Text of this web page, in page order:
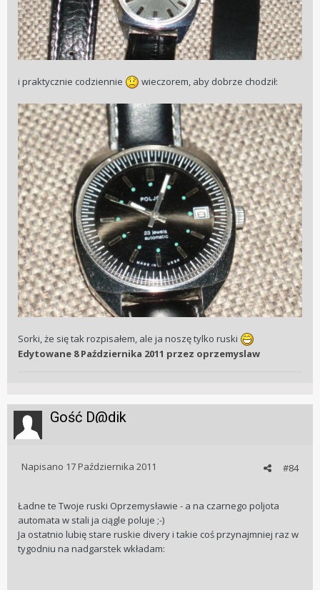
i praktycznie codziennie wieczorem, aby dobrze chodził:
Sorki, że się tak rozpisałem, ale ja noszę tylko ruski
Edytowane 8 Października 2011 przez oprzemyslaw
Gość D@dik
#84
Napisano 17 Października 2011
Ładne te Twoje ruski Oprzemysławie - a na czarnego poljota
automata w stali ja ciągle poluje ;-)
Ja ostatnio lubię stare ruskie divery i takie coś przynajmniej raz w
tygodniu na nadgarstek wkładam: